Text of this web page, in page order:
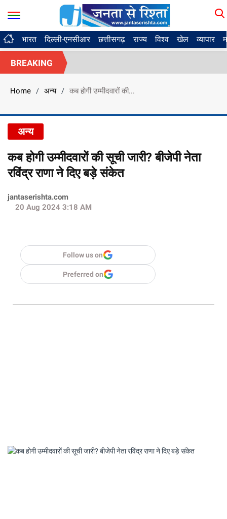
भारत दिल्ली-एनसीआर छत्तीसगढ़ राज्य विश्व खेल व्यापार
BREAKING
Home / अन्य / कब होगी उम्मीदवारों की...
अन्य
कब होगी उम्मीदवारों की सूची जारी? बीजेपी नेता
रविंद्र राणा ने दिए बड़े संकेत
jantaserishta.com
20 Aug 2024 3:18 AM
Follow us on
Preferred on